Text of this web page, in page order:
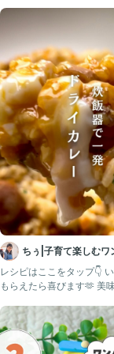
┈┈┈┈┈┈┈
✰NEW✰
〜絶品チリコンカン〜
材料))4人分
・豚ひき肉
・大豆水煮 100g
・玉ねぎ 1個
・にんじん 1/2
・オリーブオイル(炒
・にんにくチュー
・トマト缶
・水
・コンソメ
★トマトケチャップ
★ウスターソース
★砂糖 小さ
★カレー粉 小
★塩 ひと
ちぅ|子育て楽しむワ
マ
レシピはここをタップ👇 いいね♡して
もらえたら喜びます🫶 美味しそう🤤作